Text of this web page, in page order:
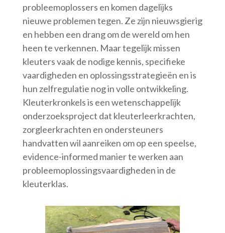
probleemoplossers en komen dagelijks
nieuwe problemen tegen. Ze zijn nieuwsgierig
en hebben een drang om de wereld om hen
heen te verkennen. Maar tegelijk missen
kleuters vaak de nodige kennis, specifieke
vaardigheden en oplossingsstrategieën en is
hun zelfregulatie nog in volle ontwikkeling.
Kleuterkronkels is een wetenschappelijk
onderzoeksproject dat kleuterleerkrachten,
zorgleerkrachten en ondersteuners
handvatten wil aanreiken om op een speelse,
evidence-informed manier te werken aan
probleemoplossingsvaardigheden in de
kleuterklas.